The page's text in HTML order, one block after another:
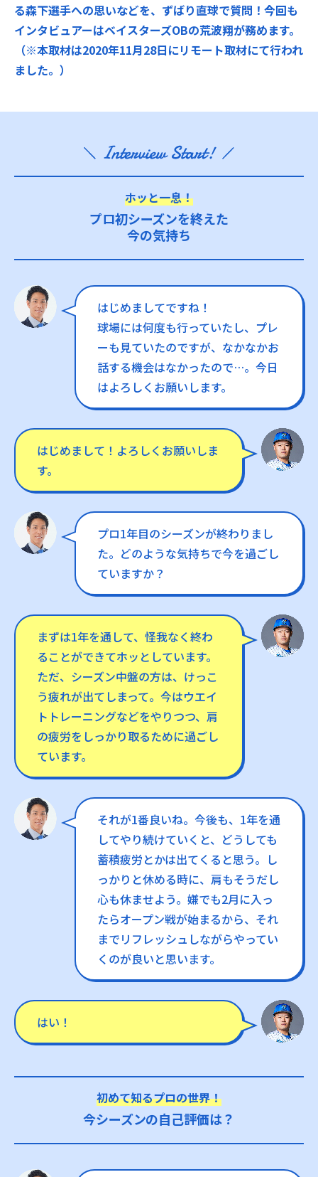
る森下選手への思いなどを、ずばり直球で質問！今回も
インタビュアーはベイスターズOBの荒波翔が務めます。
（※本取材は2020年11月28日にリモート取材にて行われ
ました。）
ホッと一息！
プロ初シーズンを終えた
今の気持ち
はじめましてですね！
球場には何度も行っていたし、プレ
ーも見ていたのですが、なかなかお
話する機会はなかったので…。今日
はよろしくお願いします。
はじめまして！よろしくお願いしま
す。
プロ1年目のシーズンが終わりまし
た。どのような気持ちで今を過ごし
ていますか？
まずは1年を通して、怪我なく終わ
ることができてホッとしています。
ただ、シーズン中盤の方は、けっこ
う疲れが出てしまって。今はウエイ
トトレーニングなどをやりつつ、肩
の疲労をしっかり取るために過ごし
ています。
それが1番良いね。今後も、1年を通
してやり続けていくと、どうしても
蓄積疲労とかは出てくると思う。し
っかりと休める時に、肩もそうだし
心も休ませよう。嫌でも2月に入っ
たらオープン戦が始まるから、それ
までリフレッシュしながらやってい
くのが良いと思います。
はい！
初めて知るプロの世界！
今シーズンの自己評価は？